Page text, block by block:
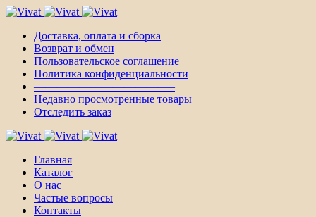
Доставка, оплата и сборка
Возврат и обмен
Пользовательское соглашение
Политика конфиденциальности
————————————–
Недавно просмотренные товары
Отследить заказ
Главная
Каталог
О нас
Частые вопросы
Контакты